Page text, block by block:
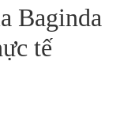
Baginda
tế